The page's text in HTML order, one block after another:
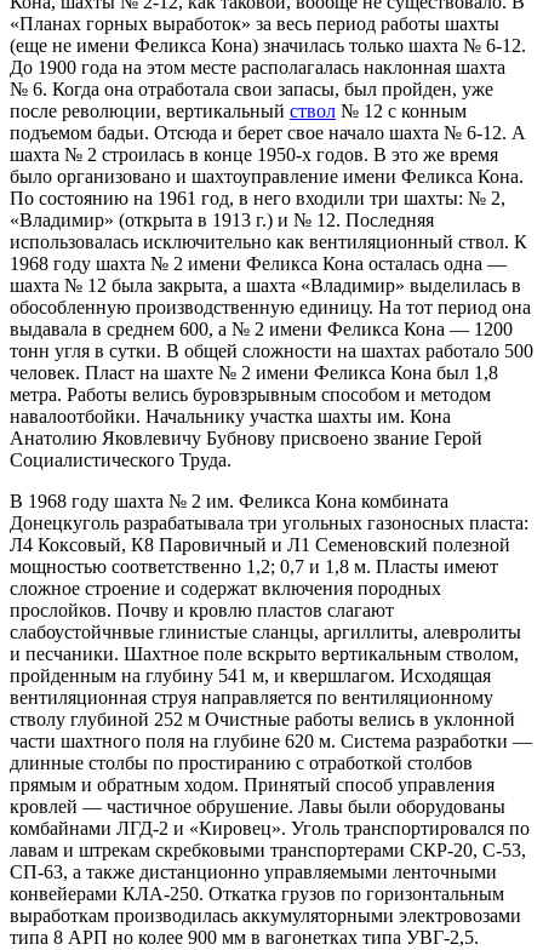
«Планах горных выработок» за весь период работы шахты
(еще не имени Феликса Кона) значилась только шахта № 6-12.
До 1900 года на этом месте располагалась наклонная шахта
№ 6. Когда она отработала свои запасы, был пройден, уже
после революции, вертикальный ствол № 12 с конным
подъемом бадьи. Отсюда и берет свое начало шахта № 6-12. А
шахта № 2 строилась в конце 1950-х годов. В это же время
было организовано и шахтоуправление имени Феликса Кона.
По состоянию на 1961 год, в него входили три шахты: № 2,
«Владимир» (открыта в 1913 г.) и № 12. Последняя
использовалась исключительно как вентиляционный ствол. К
1968 году шахта № 2 имени Феликса Кона осталась одна —
шахта № 12 была закрыта, а шахта «Владимир» выделилась в
обособленную производственную единицу. На тот период она
выдавала в среднем 600, а № 2 имени Феликса Кона — 1200
тонн угля в сутки. В общей сложности на шахтах работало 500
человек. Пласт на шахте № 2 имени Феликса Кона был 1,8
метра. Работы велись буровзрывным способом и методом
навалоотбойки. Начальнику участка шахты им. Кона
Анатолию Яковлевичу Бубнову присвоено звание Герой
Социалистического Труда.
В 1968 году шахта № 2 им. Феликса Кона комбината
Донецкуголь разрабатывала три угольных газоносных пласта:
Л4 Коксовый, К8 Паровичный и Л1 Семеновский полезной
мощностью соответственно 1,2; 0,7 и 1,8 м. Пласты имеют
сложное строение и содержат включения породных
прослойков. Почву и кровлю пластов слагают
слабоустойчнвые глинистые сланцы, аргиллиты, алевролиты
и песчаники. Шахтное поле вскрыто вертикальным стволом,
пройденным на глубину 541 м, и квершлагом. Исходящая
вентиляционная струя направляется по вентиляционному
стволу глубиной 252 м Очистные работы велись в уклонной
части шахтного поля на глубине 620 м. Система разработки —
длинные столбы по простиранию с отработкой столбов
прямым и обратным ходом. Принятый способ управления
кровлей — частичное обрушение. Лавы были оборудованы
комбайнами ЛГД-2 и «Кировец». Уголь транспортировался по
лавам и штрекам скребковыми транспортерами СКР-20, С-53,
СП-63, а также дистанционно управляемыми ленточными
конвейерами КЛА-250. Откатка грузов по горизонтальным
выработкам производилась аккумуляторными электровозами
типа 8 АРП но колее 900 мм в вагонетках типа УВГ-2,5.